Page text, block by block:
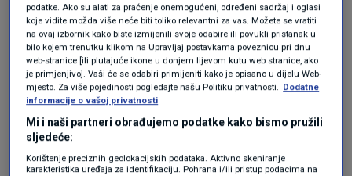
Brod-Posavina County (30%), and Zadar
County (30.70%).
Among county seats, the highest turnout was
observed in Varaždin (44.32%), then Cakovec
(44%), and Pazin (42.54%), with the lowest in
Vukovar (27.91%), then Slavonski Brod
podatke. Ako su alati za praćenje onemogućeni, određeni sadržaj i oglasi
koje vidite možda više neće biti toliko relevantni za vas. Možete se vratiti
na ovaj izbornik kako biste izmijenili svoje odabire ili povukli pristanak u
bilo kojem trenutku klikom na Upravljaj postavkama poveznicu pri dnu
web-stranice [ili plutajuće ikone u donjem lijevom kutu web stranice, ako
je primjenjivo]. Vaši će se odabiri primijeniti kako je opisano u dijelu Web-
mjesto. Za više pojedinosti pogledajte našu Politiku privatnosti. Dodatne
informacije o vašoj privatnosti
Mi i naši partneri obrađujemo podatke kako bismo pružili
sljedeće:
Korištenje preciznih geolokacijskih podataka. Aktivno skeniranje
karakteristika uređaja za identifikaciju. Pohrana i/ili pristup podacima na